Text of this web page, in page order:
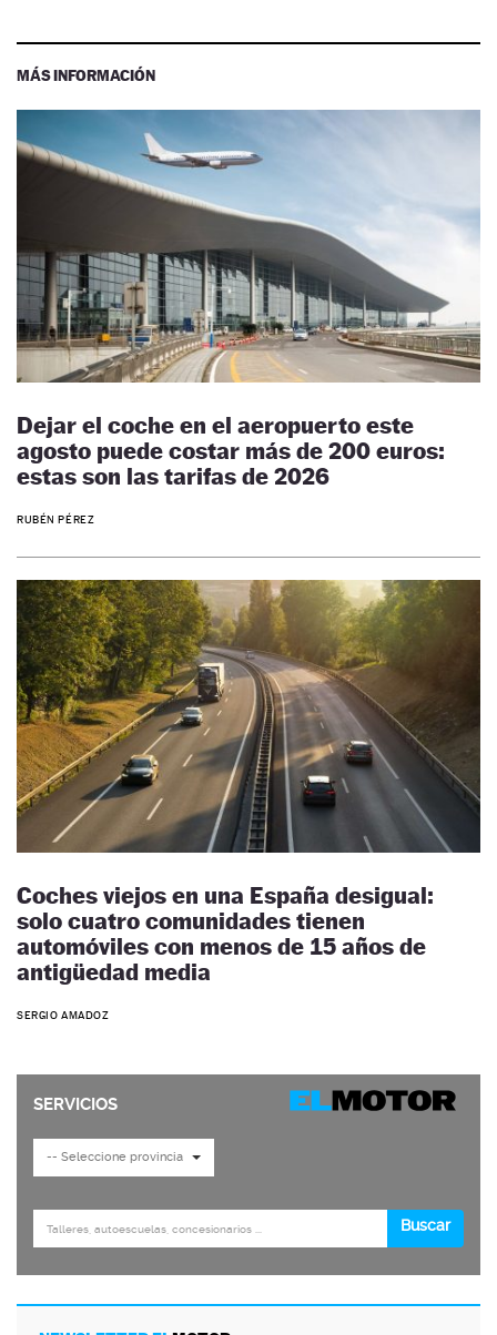
MÁS INFORMACIÓN
Dejar el coche en el aeropuerto este
agosto puede costar más de 200 euros:
estas son las tarifas de 2026
RUBÉN PÉREZ
Coches viejos en una España desigual:
solo cuatro comunidades tienen
automóviles con menos de 15 años de
antigüedad media
SERGIO AMADOZ